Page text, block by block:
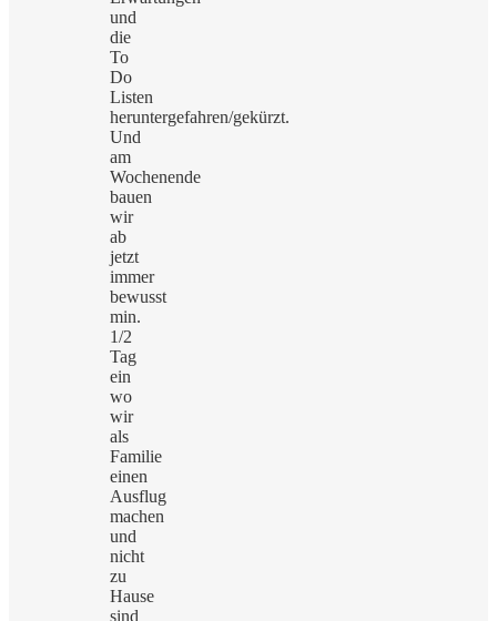
und
die
To
Do
Listen
heruntergefahren/gekürzt.
Und
am
Wochenende
bauen
wir
ab
jetzt
immer
bewusst
min.
1/2
Tag
ein
wo
wir
als
Familie
einen
Ausflug
machen
und
nicht
zu
Hause
sind